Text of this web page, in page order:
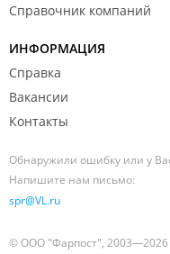
Справочник компаний
ИНФОРМАЦИЯ
Справка
Вакансии
Контакты
Обнаружили ошибку или у
Напишите нам письмо:
spr@VL.ru
© ООО "Фарпост",